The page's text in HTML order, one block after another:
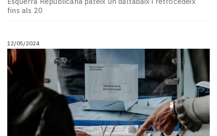
fins als 20
12/05/2024